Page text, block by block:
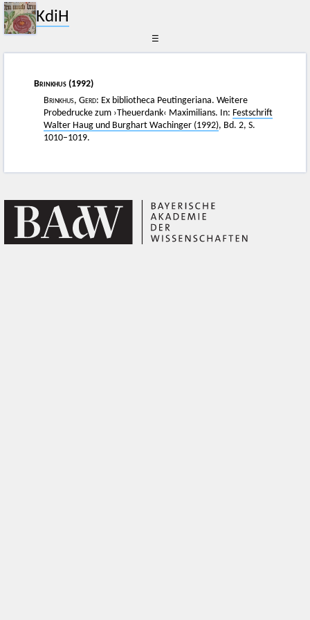
KdiH
☰
Brinkhus (1992)
Brinkhus, Gerd: Ex bibliotheca Peutingeriana. Weitere
Probedrucke zum ›Theuerdank‹ Maximilians. In: Festschrift
Walter Haug und Burghart Wachinger (1992), Bd. 2, S.
1010–1019.